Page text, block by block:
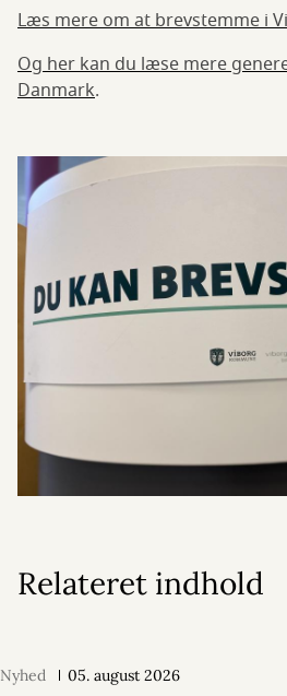
Læs mere om at brevstemme i
Og her kan du læse mere
Danmark.
Relateret indhold
Nyhed 05. august 2026